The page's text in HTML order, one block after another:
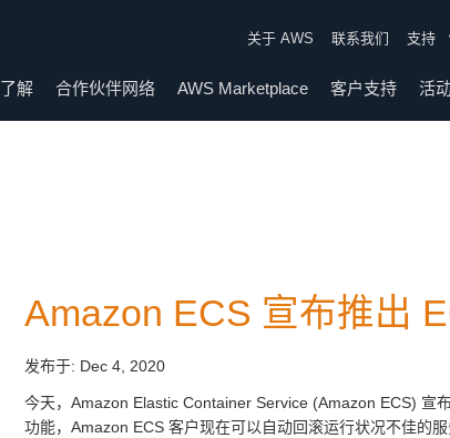
关于 AWS 联系我们 支持
了解 合作伙伴网络 AWS Marketplace 客户支持 活
Amazon ECS 宣布推出
发布于: Dec 4, 2020
今天，Amazon Elastic Container Service (Amazon ECS) 宣
功能，Amazon ECS 客户现在可以自动回滚运行状况不佳的